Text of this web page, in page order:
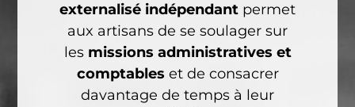
externalisé indépendant permet
aux artisans de se soulager sur
les missions administratives et
comptables et de consacrer
davantage de temps à leur